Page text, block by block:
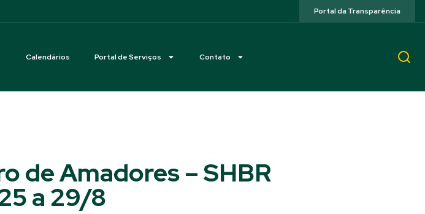
Portal da Transparência
Calendários Portal de Serviços Contato
de Amadores – SHBR
a 29/8